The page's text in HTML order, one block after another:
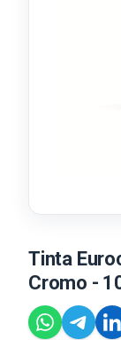
Tinta
Cromo -